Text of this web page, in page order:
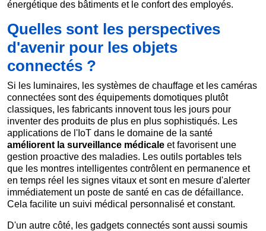
énergétique des bâtiments et le confort des employés.
Quelles sont les perspectives
d'avenir pour les objets
connectés ?
Si les luminaires, les systèmes de chauffage et les caméras
connectées sont des équipements domotiques plutôt
classiques, les fabricants innovent tous les jours pour
inventer des produits de plus en plus sophistiqués. Les
applications de l'IoT dans le domaine de la santé
améliorent la surveillance médicale et favorisent une
gestion proactive des maladies. Les outils portables tels
que les montres intelligentes contrôlent en permanence et
en temps réel les signes vitaux et sont en mesure d'alerter
immédiatement un poste de santé en cas de défaillance.
Cela facilite un suivi médical personnalisé et constant.
D'un autre côté, les gadgets connectés sont aussi soumis